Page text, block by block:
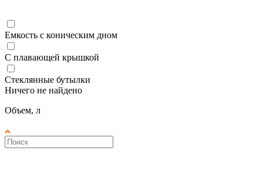
Емкость с коническим дном
С плавающей крышкой
Стеклянные бутылки
Ничего не найдено
Объем, л